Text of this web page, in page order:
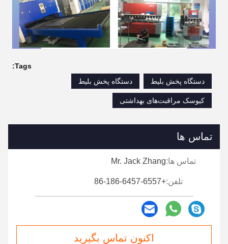
Tags:
دستگاه پخش بلیط
دستگاه پخش بلیط
کیوسک مراقبت‌های بهداشتی
تماس ها
تماس ها:Mr. Jack Zhang
تلفن:+86-186-6457-6557
اکنون تماس بگیرید